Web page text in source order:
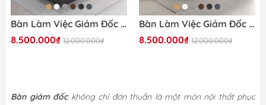
Bàn Làm Việc Giám Đốc Mặt Bàn Màu Vân Gỗ Phối Đen, Viền Kim Loại 200x40x75cm Yapi-BLD006
8.500.000₫ 12.000.000₫
Bàn Làm Việc Giám Đốc Vân Gỗ Phối Đen Nhám, Có Ngăn Kéo Và Tủ Lưu Trữ Hiện Đại 180x40x75cm Yapi-BLD004
8.500.000₫ 12.000.000₫
Bàn giám đốckhông chỉ đơn thuần là một món nội thất phục